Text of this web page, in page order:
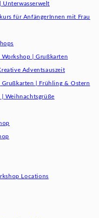
Unterwasserwelt
für AnfängerInnen mit Frau
| Grußkarten
Adventsauszeit
| Frühling & Ostern
Weihnachtsgrüße​
Locations